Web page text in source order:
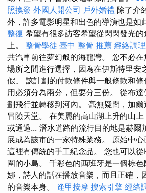
照換發 外國人開公司 戶外婚禮 除了介
外，許多電影明星和出色的導演也是如
整復 希望有很多訪客希望從閃閃發光
上。 整骨學徒 臺中 整骨 推薦 經絡調
共汽車前往夢幻般的海龍灣。 您不必
場所之間進行選擇，因為在伊斯特里安
假。 該計劃的付款條件與一般條款和
用必須分為兩分，但要分三份。 從布
劃飛行並轉移到河內。 毫無疑問，加
冒險天堂。 在美麗的高山湖上升的山
或通過... 潛水道路的流行目的地是赫爾
展成為該市的一家特殊業務。 原始中心
這裡有傳統的手工紀念品。 您也可以
圍的小島。 千彩色的西班牙是一個棕
娜，詩人的話在播放音樂，而且正確，
的音樂本身。 逢甲按摩 搜索引擎 經絡